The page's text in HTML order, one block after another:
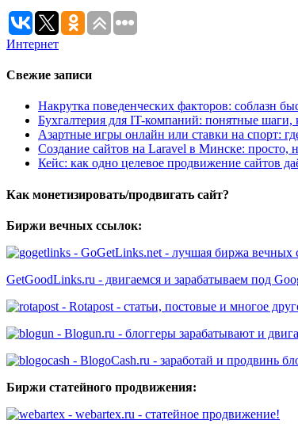
Интернет
Свежие записи
Накрутка поведенческих факторов: соблазн
Бухгалтерия для IT-компаний: понятные шаги,
Азартные игры онлайн или ставки на спорт:
Создание сайтов на Laravel в Минске: просто,
Кейс: как одно целевое продвижение сайтов
Как монетизировать/продвигать сайт?
Биржи вечных ссылок:
- GoGetLinks.net - лучшая биржа вечных
GetGoodLinks.ru - двигаемся и зарабатываем под
- Rotapost - статьи, постовые и многое
- Blogun.ru - блоггеры зарабатывают и
- BlogoCash.ru - заработай и продвинь
Биржи статейного продвижения:
- webartex.ru - статейное продвижение!